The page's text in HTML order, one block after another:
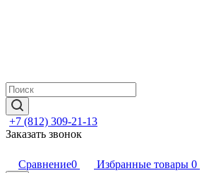
+7 (812) 309-21-13
Заказать звонок
Сравнение0 Избранные товары 0